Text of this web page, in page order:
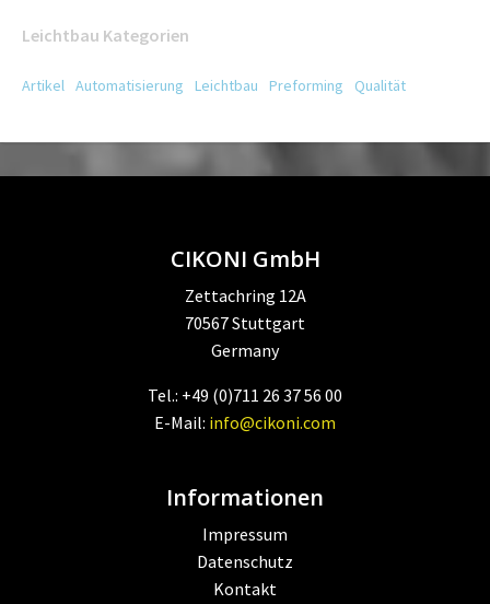
Leichtbau Kategorien
Artikel Automatisierung Leichtbau Preforming Qualität
CIKONI GmbH
Zettachring 12A
70567 Stuttgart
Germany
Tel.: +49 (0)711 26 37 56 00
E-Mail: info@cikoni.com
Informationen
Impressum
Datenschutz
Kontakt